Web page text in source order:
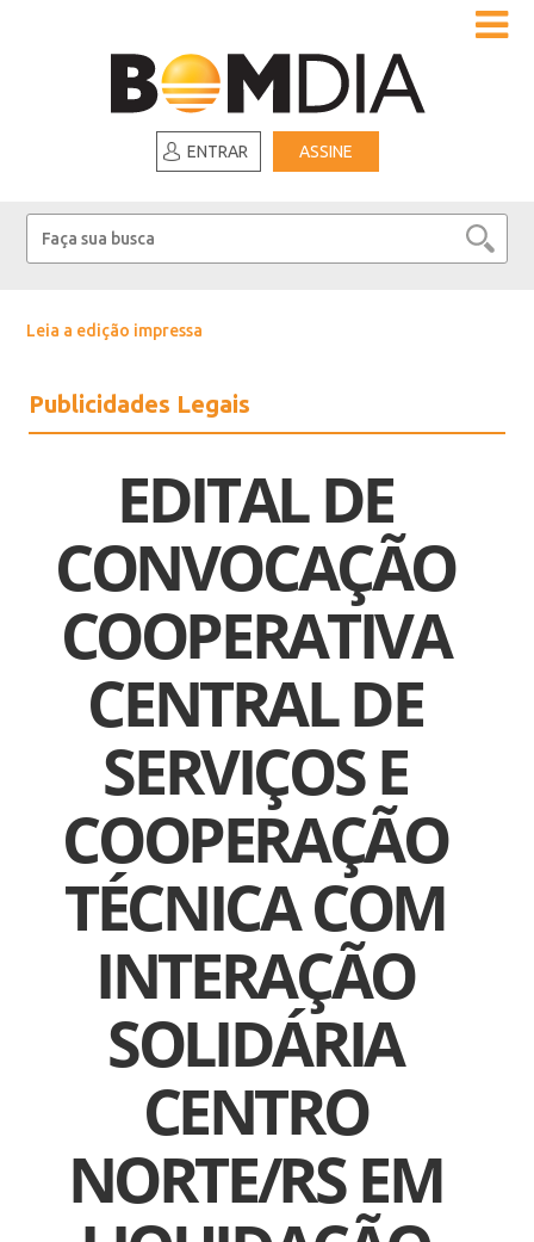
ENTRAR ASSINE
Leia a edição impressa
Publicidades Legais
EDITAL DE
CONVOCAÇÃO
COOPERATIVA
CENTRAL DE
SERVIÇOS E
COOPERAÇÃO
TÉCNICA COM
INTERAÇÃO
SOLIDÁRIA
CENTRO
NORTE/RS EM